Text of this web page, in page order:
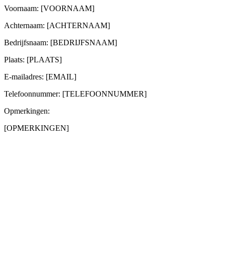
Voornaam: [VOORNAAM]
Achternaam: [ACHTERNAAM]
Bedrijfsnaam: [BEDRIJFSNAAM]
Plaats: [PLAATS]
E-mailadres: [EMAIL]
Telefoonnummer: [TELEFOONNUMMER]
Opmerkingen:
[OPMERKINGEN]